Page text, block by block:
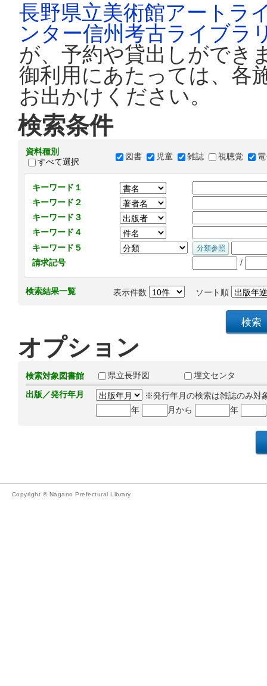
長野県立美術館アートラ
ンター信州考古ライブラ
が、予約や貸出しができ
御利用にあたっては、各
お出かけください。
検索条件
資料種別
すべて選択
図書 児童 雑誌 視聴覚
キーワード１
キーワード２
キーワード３
キーワード４
キーワード５
請求記号
/
検索結果一覧 表示件数 ソート順
オプション
検索対象図書館 県立長野図
埋文センタ
出版／発行年月
※発行年月の検索は雑誌のみ対
年
月から 年
Copyright © Nagano Prefectural Library